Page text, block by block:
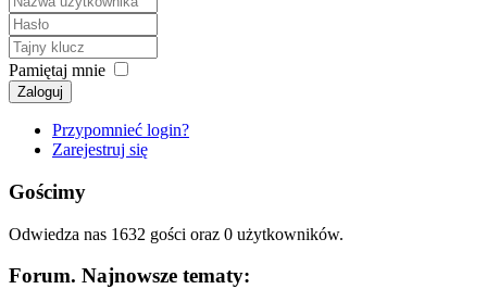
Pamiętaj mnie
Zaloguj
Przypomnieć login?
Zarejestruj się
Gościmy
Odwiedza nas 1632 gości oraz 0 użytkowników.
Forum. Najnowsze tematy: